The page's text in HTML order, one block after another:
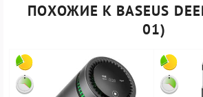
ПОХОЖИЕ К BASEUS
01)